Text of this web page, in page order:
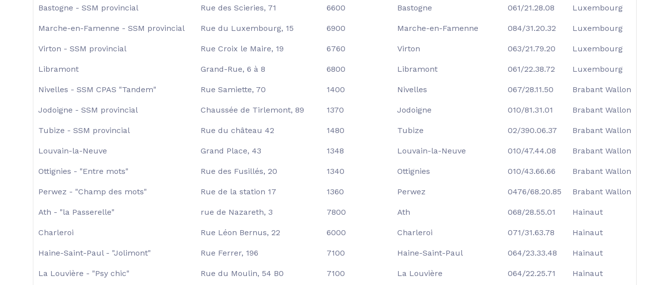
Bastogne - SSM provincial Rue des Scieries, 71 6600 Bastogne 061/21.28.08 Luxembourg
Marche-en-Famenne - SSM provincial Rue du Luxembourg, 15 6900 Marche-en-Famenne 084/31.20.32 Luxembourg
Virton - SSM provincial Rue Croix le Maire, 19 6760 Virton 063/21.79.20 Luxembourg
Libramont Grand-Rue, 6 à 8 6800 Libramont 061/22.38.72 Luxembourg
Nivelles - SSM CPAS "Tandem" Rue Samiette, 70 1400 Nivelles 067/28.11.50 Brabant Wallon
Jodoigne - SSM provincial Chaussée de Tirlemont, 89 1370 Jodoigne 010/81.31.01 Brabant Wallon
Tubize - SSM provincial Rue du château 42 1480 Tubize 02/390.06.37 Brabant Wallon
Louvain-la-Neuve Grand Place, 43 1348 Louvain-la-Neuve 010/47.44.08 Brabant Wallon
Ottignies - "Entre mots" Rue des Fusillés, 20 1340 Ottignies 010/43.66.66 Brabant Wallon
Perwez - "Champ des mots" Rue de la station 17 1360 Perwez 0476/68.20.85 Brabant Wallon
Ath - "la Passerelle" rue de Nazareth, 3 7800 Ath 068/28.55.01 Hainaut
Charleroi Rue Léon Bernus, 22 6000 Charleroi 071/31.63.78 Hainaut
Haine-Saint-Paul - "Jolimont" Rue Ferrer, 196 7100 Haine-Saint-Paul 064/23.33.48 Hainaut
La Louvière - "Psy chic" Rue du Moulin, 54 B0 7100 La Louvière 064/22.25.71 Hainaut